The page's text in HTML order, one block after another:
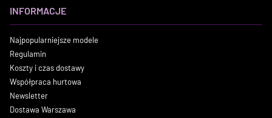
INFORMACJE
Najpopularniejsze modele
Regulamin
Koszty i czas dostawy
Współpraca hurtowa
Newsletter
Dostawa Warszawa